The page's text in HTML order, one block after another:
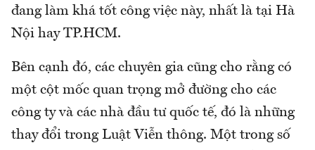
đang làm khá tốt công việc này, nhất là tại Hà
Nội hay TP.HCM.
Bên cạnh đó, các chuyên gia cũng cho rằng có
một cột mốc quan trọng mở đường cho các
công ty và các nhà đầu tư quốc tế, đó là những
thay đổi trong Luật Viễn thông. Một trong số